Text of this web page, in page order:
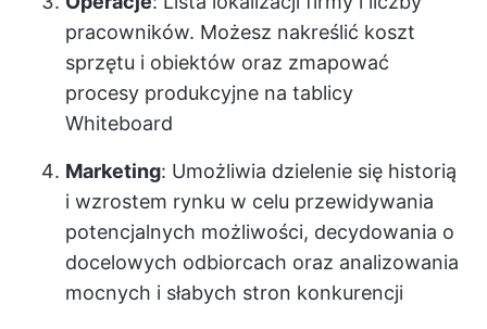
pracowników. Możesz nakreślić koszt
sprzętu i obiektów oraz zmapować
procesy produkcyjne na tablicy
Whiteboard
Marketing: Umożliwia dzielenie się historią
i wzrostem rynku w celu przewidywania
potencjalnych możliwości, decydowania o
docelowych odbiorcach oraz analizowania
mocnych i słabych stron konkurencji